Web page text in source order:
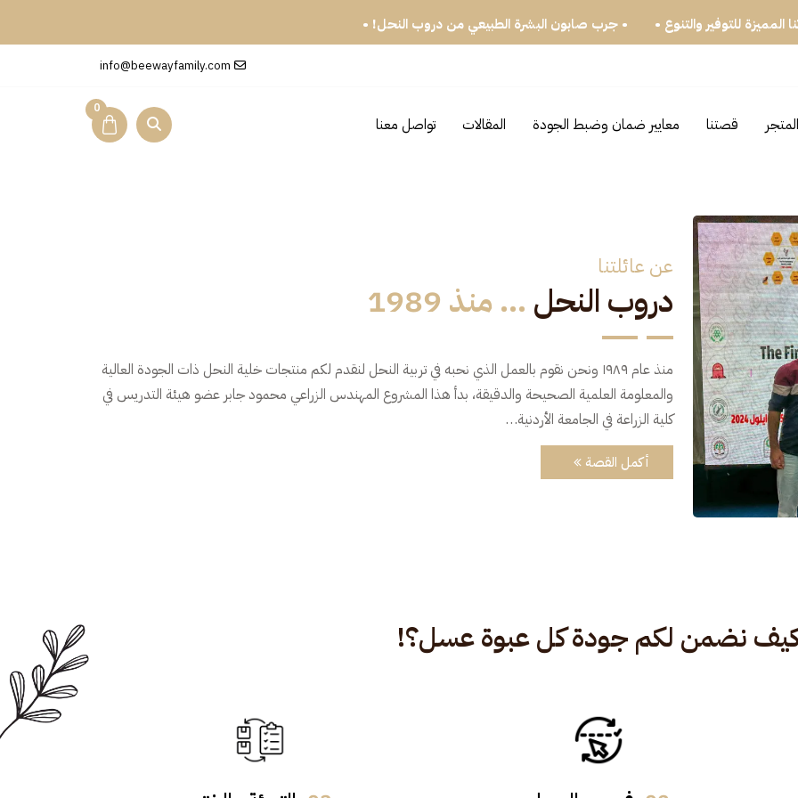
• • جرب بكجاتنا المميزة للتوفير والتنوع • • جرب صابون البشرة الطبيعي من دروب النحل! •
info@beewayfamily.com
المتجر قصتنا معايير ضمان وضبط الجودة المقالات تواصل معنا
0
عن عائلتنا
دروب النحل ... منذ 1989
منذ عام ١٩٨٩ ونحن نقوم بالعمل الذي نحبه في تربية النحل لنقدم لكم منتجات خلية النحل ذات الجودة العالية
والمعلومة العلمية الصحيحة والدقيقة، بدأ هذا المشروع المهندس الزراعي محمود جابر عضو هيئة التدريس في
كلية الزراعة في الجامعة الأردنية…
أكمل القصة
نضمن لكم جودة كل عبوة عسل؟!